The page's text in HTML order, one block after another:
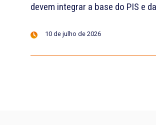
devem integrar a base do PIS e
10 de julho de 2026